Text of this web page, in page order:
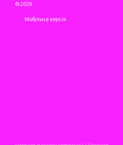
© 2026
Мобільна версія